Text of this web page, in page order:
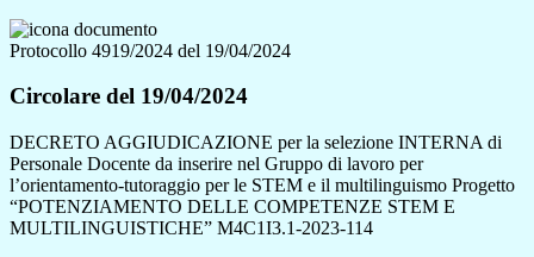
Protocollo 4919/2024 del 19/04/2024
Circolare del 19/04/2024
DECRETO AGGIUDICAZIONE per la selezione INTERNA di
Personale Docente da inserire nel Gruppo di lavoro per
l’orientamento-tutoraggio per le STEM e il multilinguismo Progetto
“POTENZIAMENTO DELLE COMPETENZE STEM E
MULTILINGUISTICHE” M4C1I3.1-2023-114